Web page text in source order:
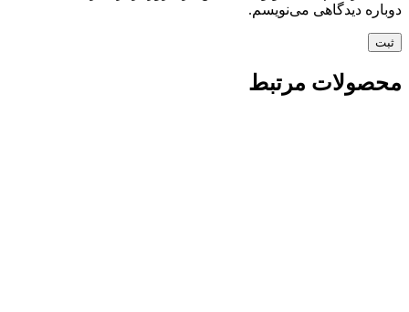
دوباره دیدگاهی می‌نویسم.
محصولات مرتبط